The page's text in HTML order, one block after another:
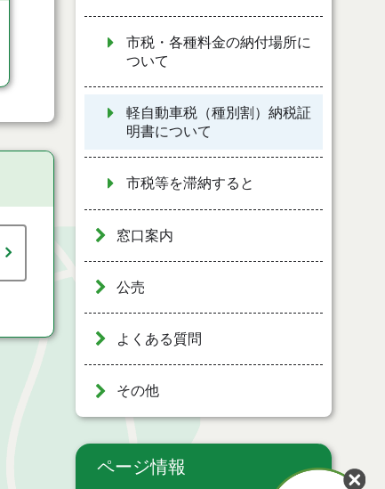
市税・各種料金の納付場所に
ついて
軽自動車税（種別割）納税証
明書について
市税等を滞納すると
窓口案内
公売
よくある質問
その他
ページ情報